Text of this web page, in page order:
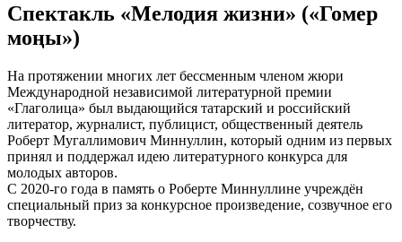
Спектакль «Мелодия жизни» («Гомер
моңы»)
На протяжении многих лет бессменным членом жюри
Международной независимой литературной премии
«Глаголица» был выдающийся татарский и российский
литератор, журналист, публицист, общественный деятель
Роберт Мугаллимович Миннуллин, который одним из первых
принял и поддержал идею литературного конкурса для
молодых авторов.
С 2020-го года в память о Роберте Миннуллине учреждён
специальный приз за конкурсное произведение, созвучное его
творчеству.